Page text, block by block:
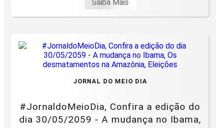
Saiba Mais
JORNAL DO MEIO DIA
#JornaldoMeioDia, Confira a edição do
dia 30/05/2059 - A mudança no Ibama,